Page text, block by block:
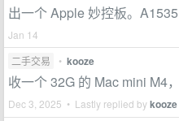
出一个 Apple 妙控板。
Jan 14
二手交易
• kooze
收一个 32G 的 Mac mini M4
Dec 3, 2025 • Lastly replied bykooze